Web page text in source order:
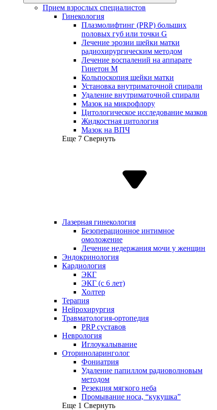
Прием взрослых специалистов
Гинекология
Плазмолифтинг (PRP) больших
половых губ или точки G
Лечение эрозии шейки матки
радиохирургическим методом
Лечение воспалений на аппарате
Гинетон М
Кольпоскопия шейки матки
Установка внутриматочной спирали
Удаление внутриматочной спирали
Мазок на микрофлору
Цитологическое исследование мазков
Жидкостная цитология
Мазок на ВПЧ
Еще 7 Свернуть
Лазерная гинекология
Безоперационное интимное
омоложение
Лечение недержания мочи у женщин
Эндокринология
Кардиология
ЭКГ
ЭКГ (с 6 лет)
Холтер
Терапия
Нейрохирургия
Травматология-ортопедия
PRP суставов
Неврология
Иглоукалывание
Оториноларинголог
Фониатрия
Удаление папиллом радиоволновым
методом
Резекция мягкого неба
Промывание носа, “кукушка”
Еще 1 Свернуть